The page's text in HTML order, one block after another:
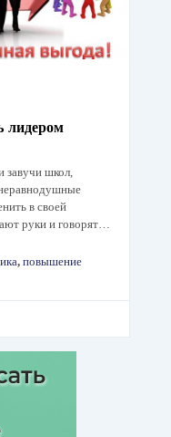
лидером
завучи школ,
в своей
руки и говорят…
, повышение